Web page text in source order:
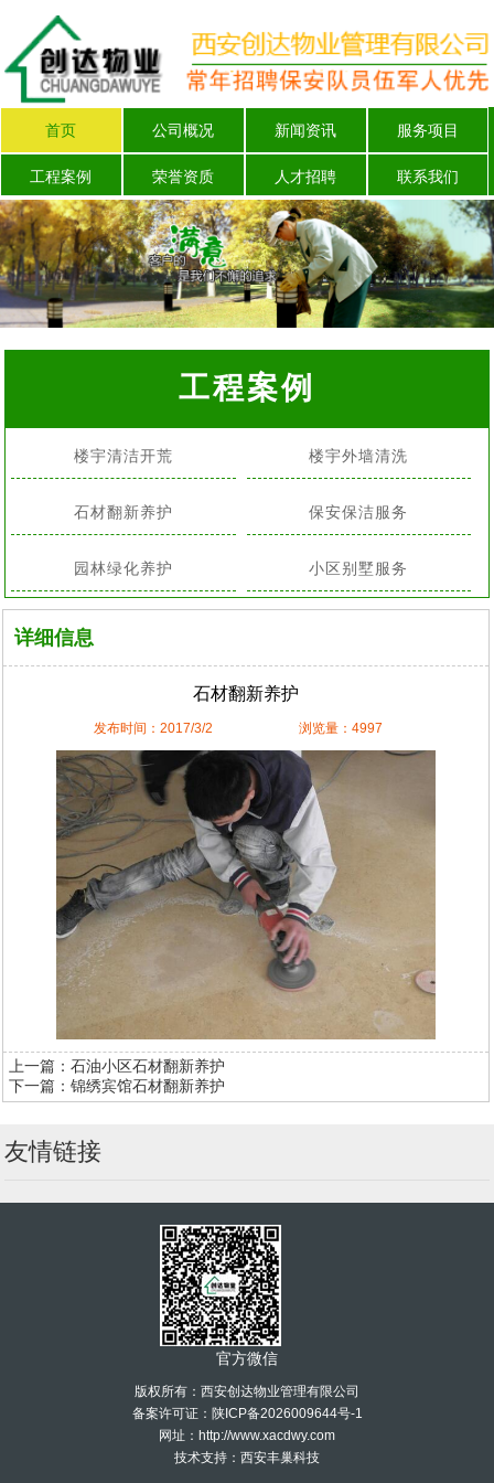
首页 公司概况 新闻资讯 服务项目
工程案例 荣誉资质 人才招聘 联系我们
工程案例
楼宇清洁开荒 楼宇外墙清洗
石材翻新养护 保安保洁服务
园林绿化养护 小区别墅服务
详细信息
石材翻新养护
发布时间：2017/3/2 浏览量：4997
上一篇： 石油小区石材翻新养护
下一篇： 锦绣宾馆石材翻新养护
友情链接
官方微信
版权所有：西安创达物业管理有限公司
备案许可证： 陕ICP备2026009644号-1
网址：http://www.xacdwy.com
技术支持： 西安丰巢科技